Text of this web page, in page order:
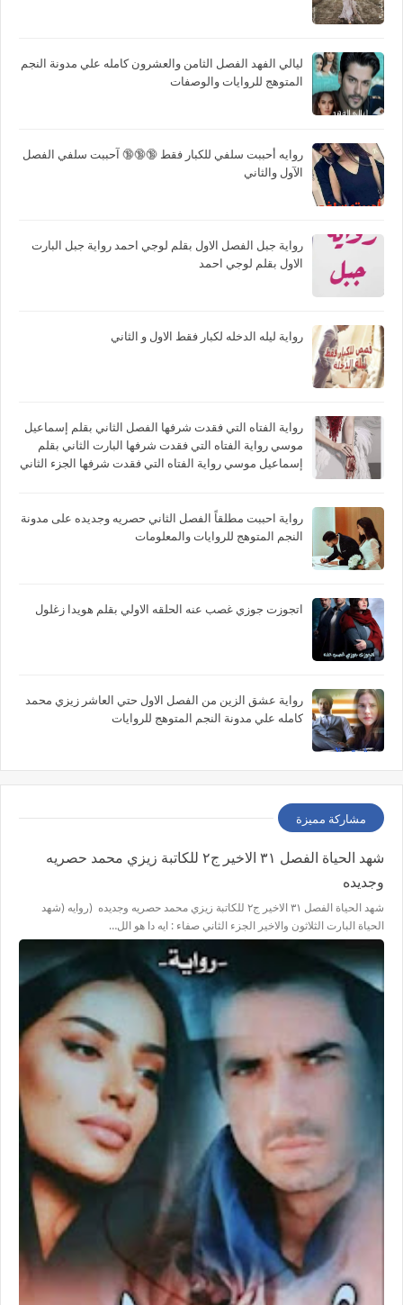
ليالي الفهد الفصل الثامن والعشرون كامله علي مدونة النجم
المتوهج للروايات والوصفات
روايه أحببت سلفي للكبار فقط 🔞🔞🔞 آحببت سلفي الفصل
الآول والثاني
رواية جبل الفصل الاول بقلم لوجي احمد رواية جبل البارت
الاول بقلم لوجي احمد
رواية ليله الدخله لكبار فقط الاول و الثاني
رواية الفتاه التي فقدت شرفها الفصل الثاني بقلم إسماعيل
موسي رواية الفتاه التي فقدت شرفها البارت الثاني بقلم
إسماعيل موسي رواية الفتاه التي فقدت شرفها الجزء الثاني
رواية احببت مطلقاً الفصل الثاني حصريه وجديده على مدونة
النجم المتوهج للروايات والمعلومات
اتجوزت جوزي غصب عنه الحلقه الاولي بقلم هويدا زغلول
رواية عشق الزين من الفصل الاول حتي العاشر زيزي محمد
كامله علي مدونة النجم المتوهج للروايات
مشاركة مميزة
شهد الحياة الفصل ٣١ الاخير ج٢ للكاتبة زيزي محمد حصريه
وجديده
شهد الحياة الفصل ٣١ الاخير ج٢ للكاتبة زيزي محمد حصريه وجديده (روايه (شهد
الحياة البارت الثلاثون والاخير الجزء الثاني صفاء : ايه دا هو الل…